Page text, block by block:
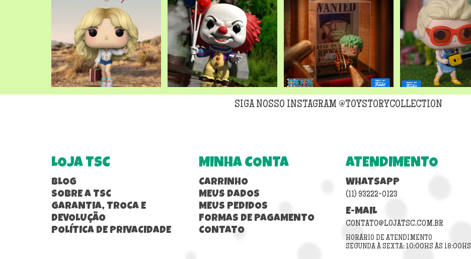
SIGA NOSSO INSTAGRAM @TOYSTORYCOLLECTION
LOJA TSC
BLOG
SOBRE A TSC
GARANTIA, TROCA E
DEVOLUÇÃO
POLÍTICA DE PRIVACIDADE
MINHA CONTA
CARRINHO
MEUS DADOS
MEUS PEDIDOS
FORMAS DE PAGAMENTO
CONTATO
ATENDIMENTO
WHATSAPP
(11) 93222-0123
E-MAIL
CONTATO@LOJATSC.COM.BR
HORÁRIO DE ATENDIMENTO
SEGUNDA À SEXTA: 10:00HS ÀS 18:00HS